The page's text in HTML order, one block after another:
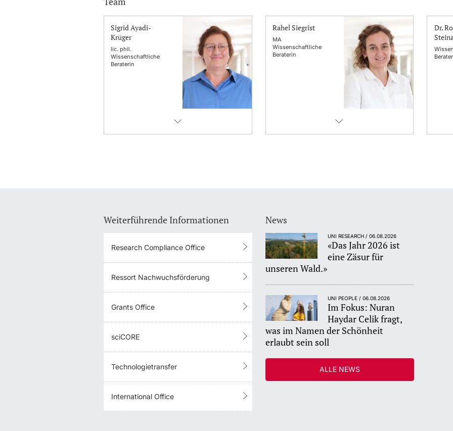
Sigrid Ayadi-
Krüger
lic. phil.
Wissenschaftliche
Beraterin
Rahel Siegrist
MA
Wissenschaftliche
Beraterin
Dr.
Berater
Weiterführende Informationen
Research Compliance Office
Ressort Nachwuchsförderung
Grants Office
sciCORE
Technologietransfer
International Office
News
UNI RESEARCH / 06.08.2026
«Das Jahr 2026 ist
eine Zäsur für
unseren Wald.»
UNI PEOPLE / 06.08.2026
Im Fokus: Nuran
Haydar Celik fragt,
was im Namen der Schönheit
erlaubt sein soll
ALLE NEWS